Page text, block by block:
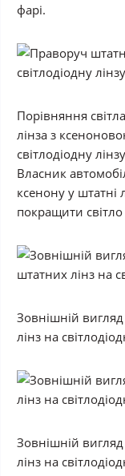
фарі.
Порівняння
лінза з
світлодіодну
Власник
ксенону у штатні
покращити
Зовнішній
лінз на
Зовнішній
лінз на